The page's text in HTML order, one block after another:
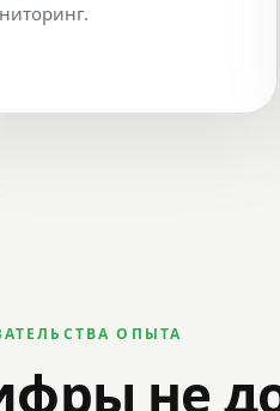
ОПЫТА
не